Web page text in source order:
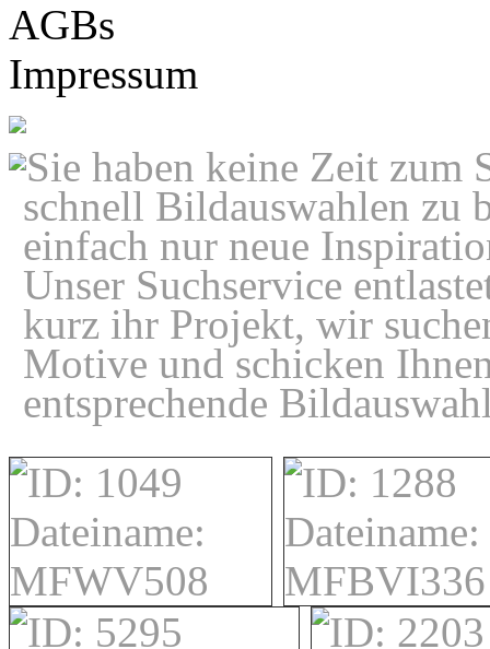
AGBs
Impressum
Sie haben keine Zeit zum
schnell Bildauswahlen zu
einfach nur neue
Unser Suchservice
kurz ihr Projekt, wir
Motive und schicken
entsprechende